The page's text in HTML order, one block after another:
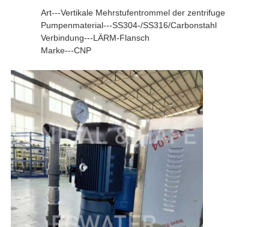
Art---Vertikale Mehrstufentrommel der zentrifuge
Pumpenmaterial---SS304-/SS316/Carbonstahl
Verbindung---LÄRM-Flansch
Marke---CNP